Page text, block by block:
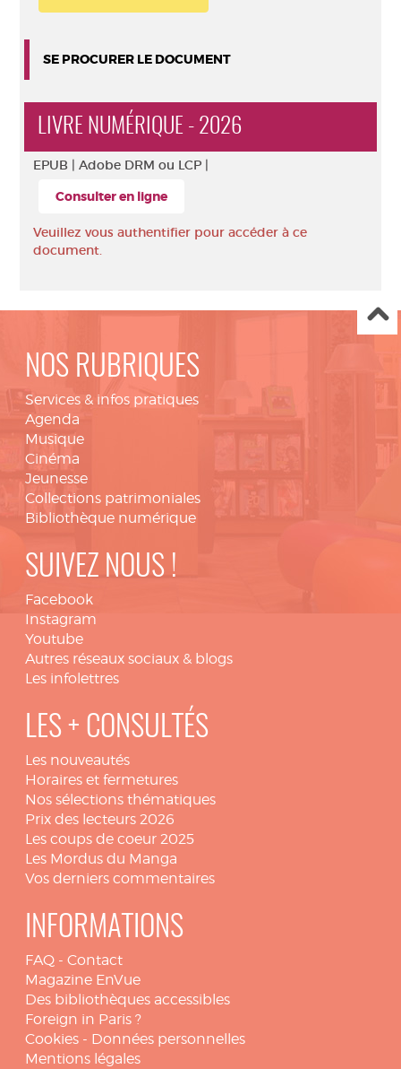
SE PROCURER LE DOCUMENT
LIVRE NUMÉRIQUE - 2026
EPUB | Adobe DRM ou LCP |
Consulter en ligne
Veuillez vous authentifier pour accéder à ce
document.
NOS RUBRIQUES
Services & infos pratiques
Agenda
Musique
Cinéma
Jeunesse
Collections patrimoniales
Bibliothèque numérique
SUIVEZ NOUS !
Facebook
Instagram
Youtube
Autres réseaux sociaux & blogs
Les infolettres
LES + CONSULTÉS
Les nouveautés
Horaires et fermetures
Nos sélections thématiques
Prix des lecteurs 2026
Les coups de coeur 2025
Les Mordus du Manga
Vos derniers commentaires
INFORMATIONS
FAQ - Contact
Magazine EnVue
Des bibliothèques accessibles
Foreign in Paris ?
Cookies - Données personnelles
Mentions légales